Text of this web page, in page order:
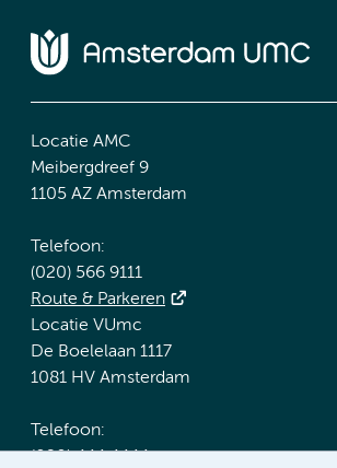
Locatie AMC
Meibergdreef 9
1105 AZ Amsterdam
Telefoon:
(020) 566 9111
Route & Parkeren
Locatie VUmc
De Boelelaan 1117
1081 HV Amsterdam
Telefoon:
(020) 444 4444